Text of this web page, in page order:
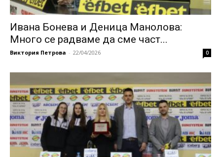
Ивана Бонева и Деница Манолова:
Много се радваме да сме част...
Виктория Петрова - 22/04/2026 0